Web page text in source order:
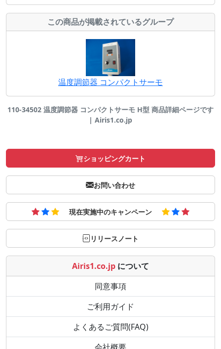
この商品が掲載されているグループ
温度調節器 コンパクトサーモ
110-34502 温度調節器 コンパクトサーモ H型 商品詳細ページです
| Airis1.co.jp
ショッピングカート
お問い合わせ
現在実施中のキャンペーン
リリースノート
Airis1.co.jp について
同意事項
ご利用ガイド
よくあるご質問(FAQ)